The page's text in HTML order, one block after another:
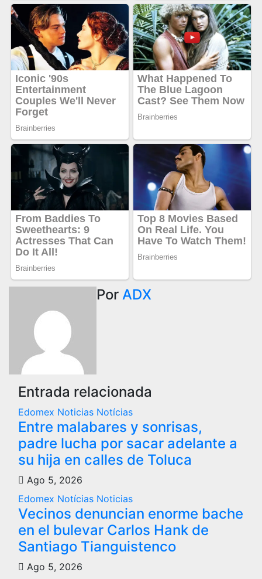
Por ADX
Entrada relacionada
Edomex Noticias Notícias
Entre malabares y sonrisas,
padre lucha por sacar adelante a
su hija en calles de Toluca
Ago 5, 2026
Edomex Notícias Noticias
Vecinos denuncian enorme bache
en el bulevar Carlos Hank de
Santiago Tianguistenco
Ago 5, 2026